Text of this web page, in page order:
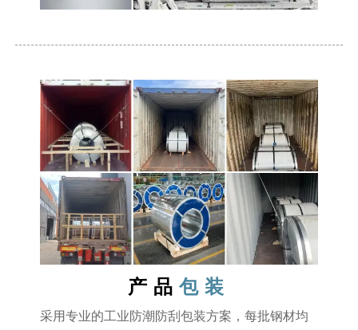
产品 包装
采用专业的工业防潮防刮包装方案，每批钢材均